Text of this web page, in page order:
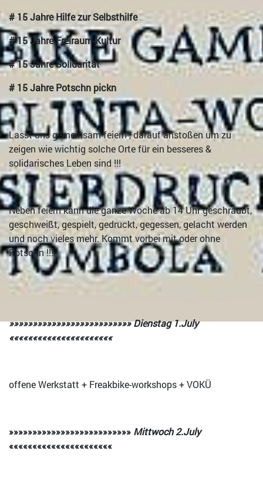
# 15 Jahre Hilfe zur Selbsthilfe
# 15 Jahre Freiraum-Kultur
# 15 Jahre Solidarität
# 15 Jahre Potschn pickn
Lasst uns gemeinsam feiern , darauf anstoßen um zu
zeigen wie wichtig solche Orte für ein besseres &
solidarisches Leben sind !!!
Neben feiern kann die ganze Woche ab 14 Uhr geschraubt,
geschweißt, gespielt, gedruckt, gegessen, gelacht werden
und noch vieles mehr. Kommt vorbei mit oder ohne
Potschn !!!
»»»»»»»»»»»»»»»»»»»»»»»»»» Dienstag 1.July
««««««««««««««««««««««
offene Werkstatt + Freakbike-workshops + VOKÜ
»»»»»»»»»»»»»»»»»»»»»»»»»» Mittwoch 2.July
««««««««««««««««««««««